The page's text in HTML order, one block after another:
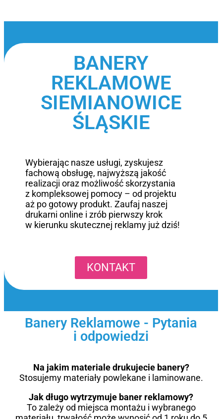
BANERY
REKLAMOWE
SIEMIANOWICE
ŚLĄSKIE
Wybierając nasze usługi, zyskujesz
fachową obsługę, najwyższą jakość
realizacji oraz możliwość skorzystania
z kompleksowej pomocy – od projektu
aż po gotowy produkt. Zaufaj naszej
drukarni online i zrób pierwszy krok
w kierunku skutecznej reklamy już dziś!
KONTAKT
Banery Reklamowe - Pytania
i odpowiedzi
Na jakim materiale drukujecie banery?
Stosujemy materiały powlekane i laminowane.
Jak długo wytrzymuje baner reklamowy?
To zależy od miejsca montażu i wybranego